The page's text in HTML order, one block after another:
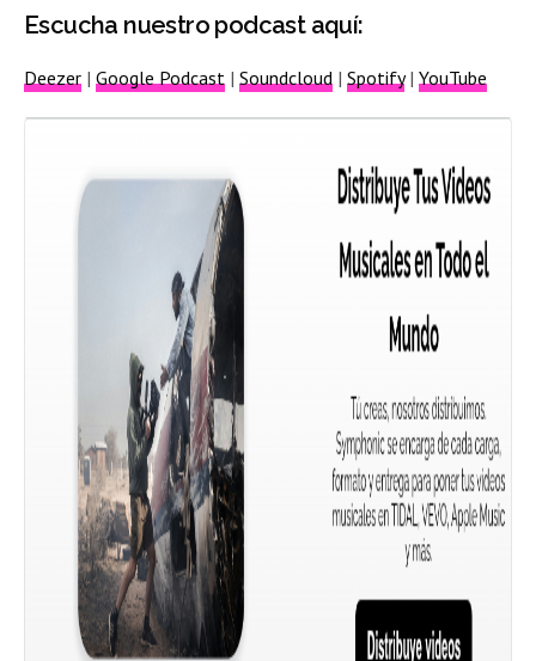
Escucha nuestro podcast aquí:
Deezer |Google Podcast |Soundcloud |Spotify|YouTube